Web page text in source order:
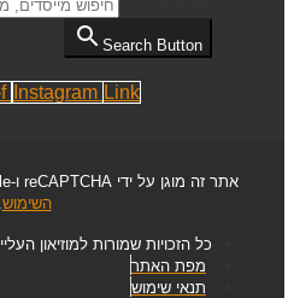
Search Button
Instagram Link
אתר זה מוגן על ידי reCAPTCHA ו-Google
השימוש
כל הזכויות שמורות למוזיאון
מפת האתר
תנאי שימוש